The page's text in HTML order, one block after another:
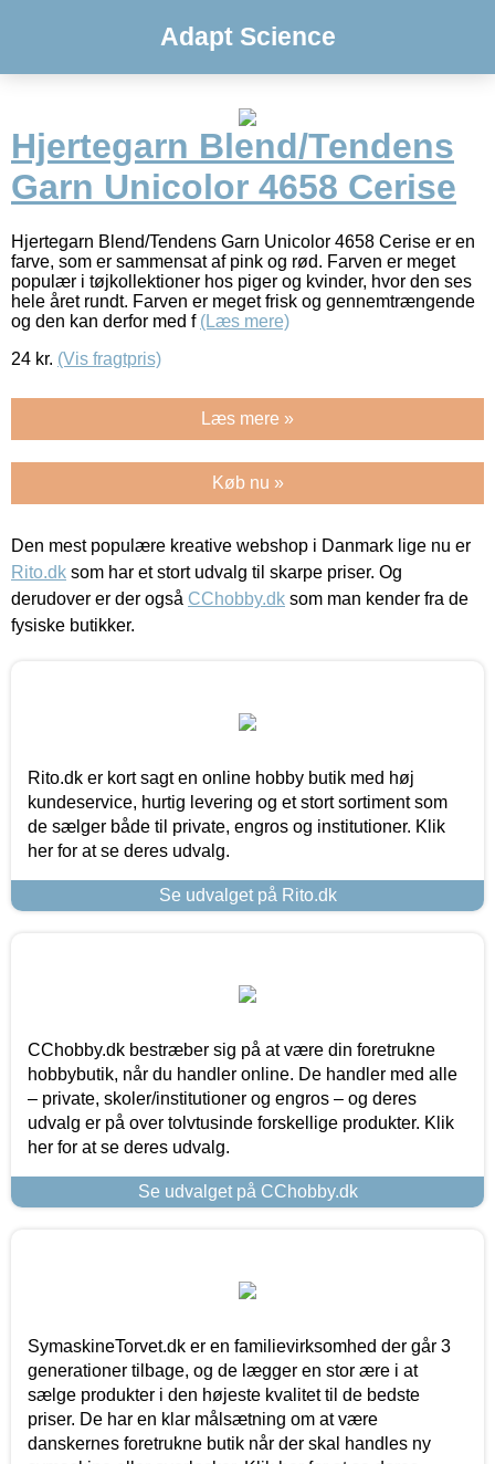
Adapt Science
Hjertegarn Blend/Tendens
Garn Unicolor 4658 Cerise
Hjertegarn Blend/Tendens Garn Unicolor 4658 Cerise er en
farve, som er sammensat af pink og rød. Farven er meget
populær i tøjkollektioner hos piger og kvinder, hvor den ses
hele året rundt. Farven er meget frisk og gennemtrængende
og den kan derfor med f (Læs mere)
24 kr. (Vis fragtpris)
Læs mere »
Køb nu »
Den mest populære kreative webshop i Danmark lige nu er
Rito.dk som har et stort udvalg til skarpe priser. Og
derudover er der også CChobby.dk som man kender fra de
fysiske butikker.
Rito.dk er kort sagt en online hobby butik med høj
kundeservice, hurtig levering og et stort sortiment som
de sælger både til private, engros og institutioner. Klik
her for at se deres udvalg.
Se udvalget på Rito.dk
CChobby.dk bestræber sig på at være din foretrukne
hobbybutik, når du handler online. De handler med alle
– private, skoler/institutioner og engros – og deres
udvalg er på over tolvtusinde forskellige produkter. Klik
her for at se deres udvalg.
Se udvalget på CChobby.dk
SymaskineTorvet.dk er en familievirksomhed der går 3
generationer tilbage, og de lægger en stor ære i at
sælge produkter i den højeste kvalitet til de bedste
priser. De har en klar målsætning om at være
danskernes foretrukne butik når der skal handles ny